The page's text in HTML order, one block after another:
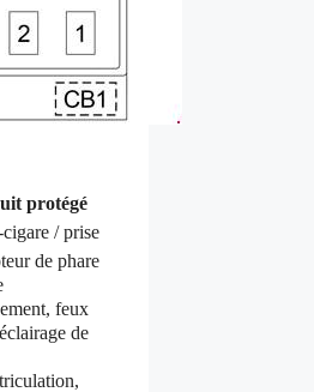
protégé
/ prise
de phare
feux
de